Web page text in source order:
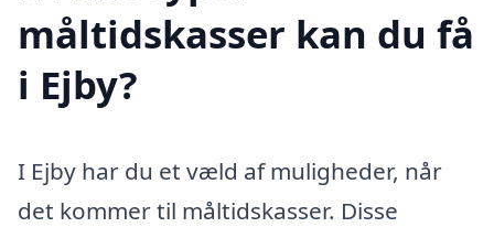
måltidskasser kan du få
i Ejby?
I Ejby har du et væld af muligheder, når
det kommer til måltidskasser. Disse